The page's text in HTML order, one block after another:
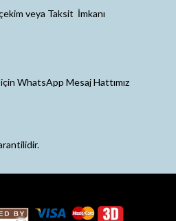
veya Taksit İmkanı
WhatsApp Mesaj Hattımız